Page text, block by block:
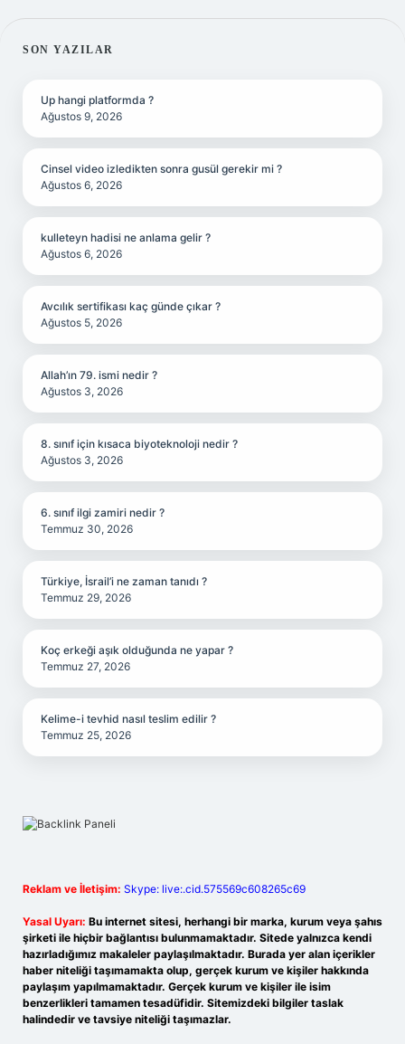
SIDEBAR
SON YAZILAR
Up hangi platformda ?
Ağustos 9, 2026
Cinsel video izledikten sonra gusül gerekir mi ?
Ağustos 6, 2026
kulleteyn hadisi ne anlama gelir ?
Ağustos 6, 2026
Avcılık sertifikası kaç günde çıkar ?
Ağustos 5, 2026
Allah’ın 79. ismi nedir ?
Ağustos 3, 2026
8. sınıf için kısaca biyoteknoloji nedir ?
Ağustos 3, 2026
6. sınıf ilgi zamiri nedir ?
Temmuz 30, 2026
Türkiye, İsrail’i ne zaman tanıdı ?
Temmuz 29, 2026
Koç erkeği aşık olduğunda ne yapar ?
Temmuz 27, 2026
Kelime-i tevhid nasıl teslim edilir ?
Temmuz 25, 2026
Reklam ve İletişim: Skype: live:.cid.575569c608265c69
Yasal Uyarı: Bu internet sitesi, herhangi bir marka, kurum veya şahıs
şirketi ile hiçbir bağlantısı bulunmamaktadır. Sitede yalnızca kendi
hazırladığımız makaleler paylaşılmaktadır. Burada yer alan içerikler
haber niteliği taşımamakta olup, gerçek kurum ve kişiler hakkında
paylaşım yapılmamaktadır. Gerçek kurum ve kişiler ile isim
benzerlikleri tamamen tesadüfidir. Sitemizdeki bilgiler taslak
halindedir ve tavsiye niteliği taşımazlar.